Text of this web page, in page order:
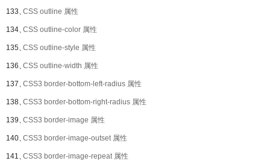
133、CSS outline 属性
134、CSS outline-color 属性
135、CSS outline-style 属性
136、CSS outline-width 属性
137、CSS3 border-bottom-left-radius 属性
138、CSS3 border-bottom-right-radius 属性
139、CSS3 border-image 属性
140、CSS3 border-image-outset 属性
141、CSS3 border-image-repeat 属性